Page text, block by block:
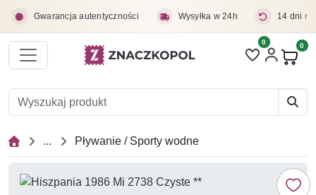
Gwarancja autentyczności Wysyłka w 24h 14 dni
Liczba pozycji
0 0
... Pływanie / Sporty wodne